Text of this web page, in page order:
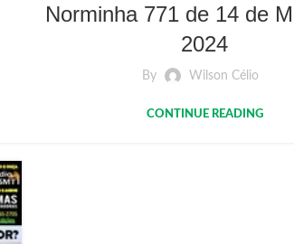
Norminha 771 de 14 de
2024
By Wilson Célio
CONTINUE READING